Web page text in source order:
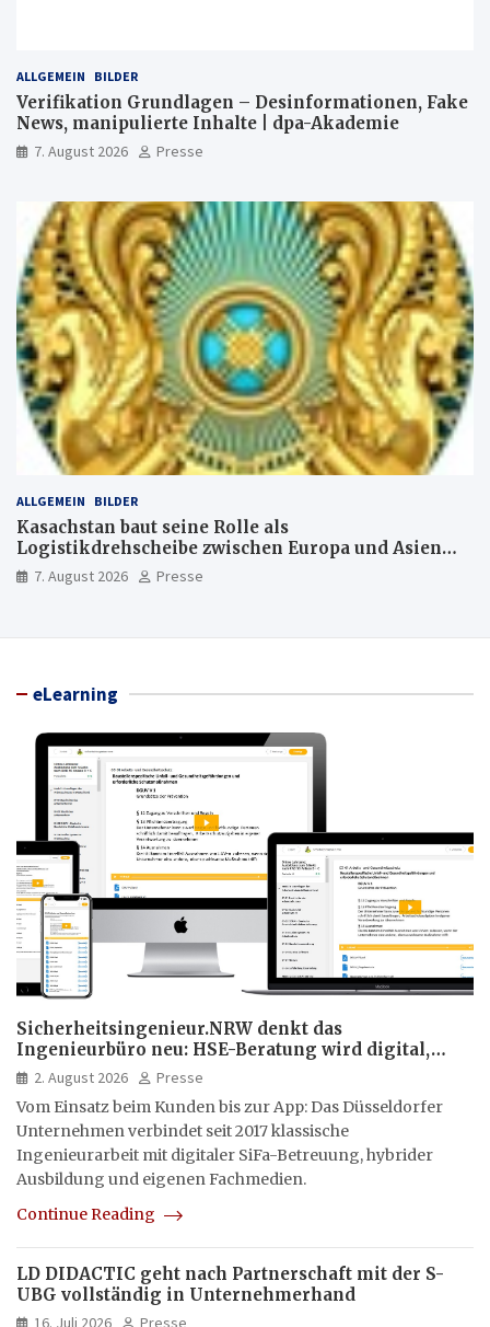
ALLGEMEIN BILDER
Verifikation Grundlagen – Desinformationen, Fake
News, manipulierte Inhalte | dpa-Akademie
7. August 2026 Presse
ALLGEMEIN BILDER
Kasachstan baut seine Rolle als
Logistikdrehscheibe zwischen Europa und Asien
aus7. August 2026 Presse
eLearning
Sicherheitsingenieur.NRW denkt das
Ingenieurbüro neu: HSE-Beratung wird digital,
hybrid und multimedial
2. August 2026
Presse
Vom Einsatz beim Kunden bis zur App: Das Düsseldorfer
Unternehmen verbindet seit 2017 klassische
Ingenieurarbeit mit digitaler SiFa-Betreuung, hybrider
Ausbildung und eigenen Fachmedien.
Continue Reading
LD DIDACTIC geht nach Partnerschaft mit der S-
UBG vollständig in Unternehmerhand
16. Juli 2026 Presse